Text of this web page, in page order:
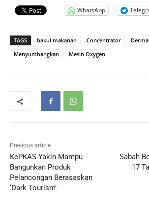
WhatsApp
TAGS bakul makanan Concentrator
Menyumbangkan
Mesin Oxygen
Previous article
KePKAS Yakin Mampu
Bangunkan Produk
Pelancongan Berasaskan
‘Dark Tourism’
Sabah
17